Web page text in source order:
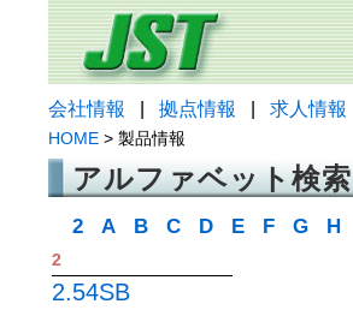
会社情報 拠点情報 求人情報
HOME > 製品情報
アルファベット検索
2 A B C D E F G H
2
2.54SB